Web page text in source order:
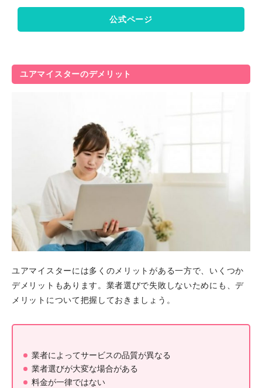
公式ページ
ユアマイスターのデメリット
ユアマイスターには多くのメリットがある一方で、いくつか
デメリットもあります。業者選びで失敗しないためにも、デ
メリットについて把握しておきましょう。
業者によってサービスの品質が異なる
業者選びが大変な場合がある
料金が一律ではない